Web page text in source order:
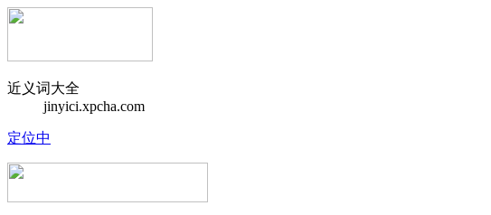
近义词大全
jinyici.xpcha.com
定位中